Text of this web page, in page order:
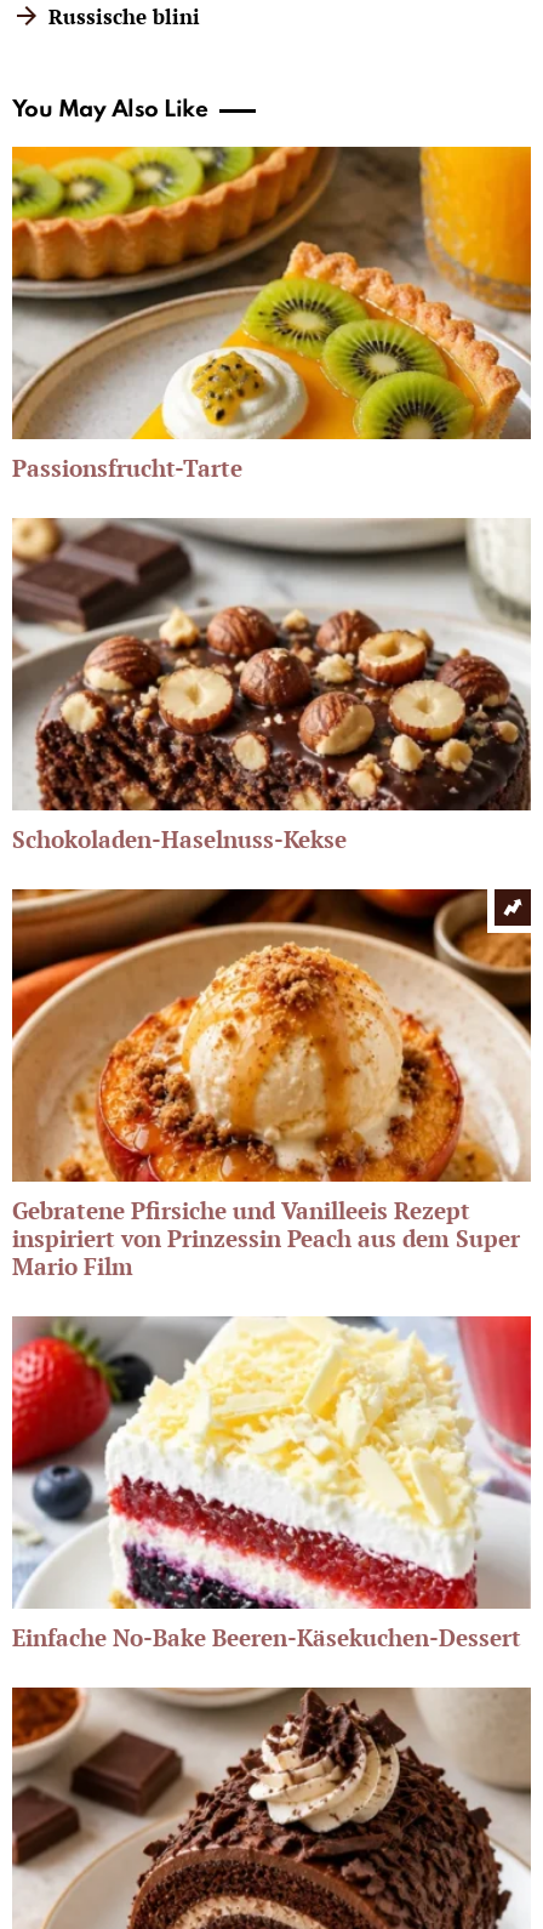
Russische blini
You May Also Like
Passionsfrucht-Tarte
Schokoladen-Haselnuss-Kekse
Gebratene Pfirsiche und Vanilleeis Rezept
inspiriert von Prinzessin Peach aus dem Super
Mario Film
Einfache No-Bake Beeren-Käsekuchen-Dessert